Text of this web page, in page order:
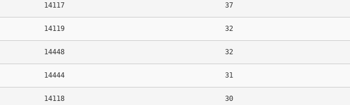
14117 37
14119 32
14448 32
14444 31
14118 30